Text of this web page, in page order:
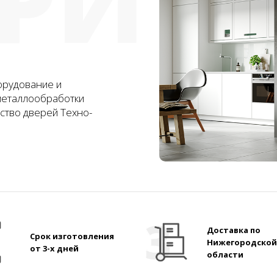
и
дверей Техно-
Срок изготовления
от 3-х дней
Доставка по
Нижегородской
области